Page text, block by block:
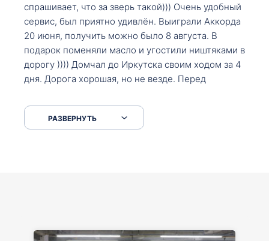
спрашивает, что за зверь такой))) Очень удобный
сервис, был приятно удивлён. Выиграли Аккорда
20 июня, получить можно было 8 августа. В
подарок поменяли масло и угостили ништяками в
дорогу )))) Домчал до Иркутска своим ходом за 4
дня. Дорога хорошая, но не везде. Перед
серпантинах по пути следования.
РАЗВЕРНУТЬ